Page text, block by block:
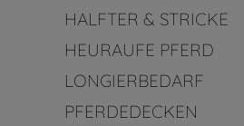
HALFTER & STRICKE
HEURAUFE PFERD
LONGIERBEDARF
PFERDEDECKEN